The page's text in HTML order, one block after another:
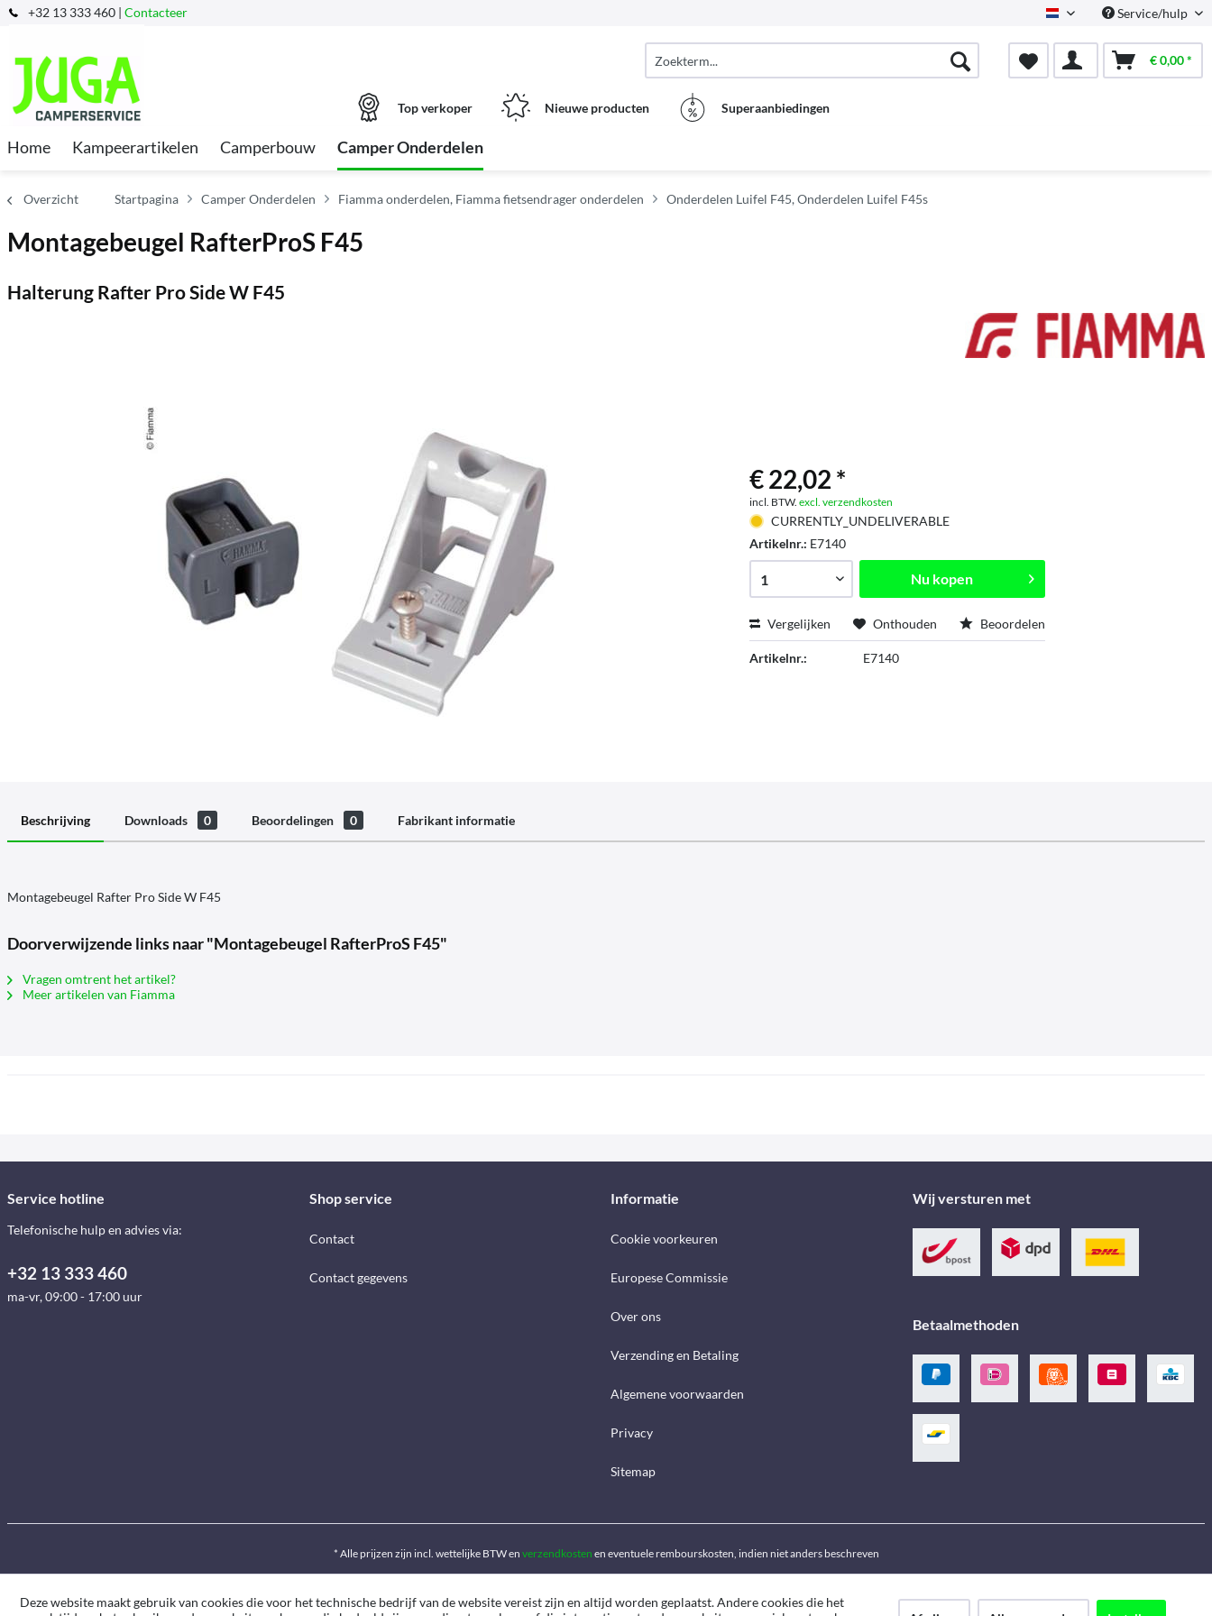
+32 13 333 460 | Contacteer Dutch Service/hulp
€ 0,00 *
Top verkoper Nieuwe producten Superaanbiedingen
Home Kampeerartikelen Camperbouw Camper Onderdelen
Overzicht Startpagina Camper Onderdelen Fiamma onderdelen, Fiamma fietsendrager onderdelen Onderdelen Luifel F45, Onderdelen Luifel F45s
Montagebeugel RafterProS F45
Halterung Rafter Pro Side W F45
€ 22,02 *
incl. BTW.excl. verzendkosten
CURRENTLY_UNDELIVERABLE
Artikelnr.: E7140
Nu kopen
Vergelijken Onthouden Beoordelen
Artikelnr.: E7140
Beschrijving Downloads 0 Beoordelingen 0 Fabrikant informatie
Montagebeugel Rafter Pro Side W F45
Doorverwijzende links naar "Montagebeugel RafterProS F45"
Vragen omtrent het artikel?
Meer artikelen van Fiamma
Service hotline
Telefonische hulp en advies via:
+32 13 333 460
ma-vr, 09:00 - 17:00 uur
Shop service
Contact
Contact gegevens
Informatie
Cookie voorkeuren
Europese Commissie
Over ons
Verzending en Betaling
Algemene voorwaarden
Privacy
Sitemap
Wij versturen met
Betaalmethoden
* Alle prijzen zijn incl. wettelijke BTW en verzendkosten en eventuele rembourskosten, indien niet anders beschreven
Deze website maakt gebruik van cookies die voor het technische bedrijf van de website vereist zijn en altijd worden geplaatst. Andere cookies die het